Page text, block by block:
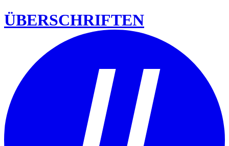
ÜBERSCHRIFTEN